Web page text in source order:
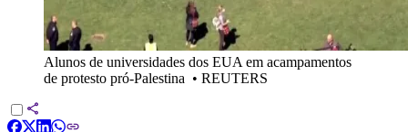
Alunos de universidades dos EUA em acampamentos
de protesto pró-Palestina • REUTERS